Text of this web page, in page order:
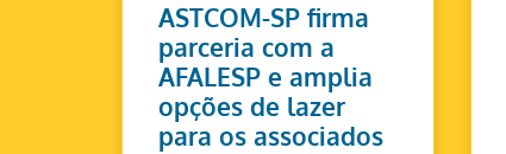
ASTCOM-SP firma
parceria com a
AFALESP e amplia
opções de lazer
para os associados